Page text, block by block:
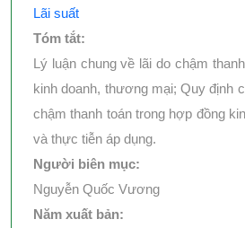
Lãi suất
Tóm tắt:
Lý luận chung về lãi do chậm
kinh doanh, thương mại; Quy định
chậm thanh toán trong hợp đồng
và thực tiễn áp dụng.
Người biên mục:
Nguyễn Quốc Vương
Năm xuất bản: